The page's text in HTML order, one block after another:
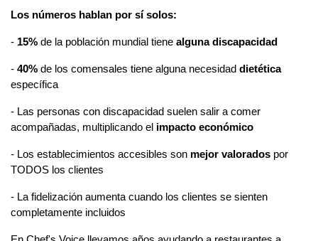
Los números hablan por sí solos:
- 15% de la población mundial tiene alguna discapacidad
- 40% de los comensales tiene alguna necesidad dietética
específica
- Las personas con discapacidad suelen salir a comer
acompañadas, multiplicando el impacto económico
- Los establecimientos accesibles son mejor valorados por
TODOS los clientes
- La fidelización aumenta cuando los clientes se sienten
completamente incluidos